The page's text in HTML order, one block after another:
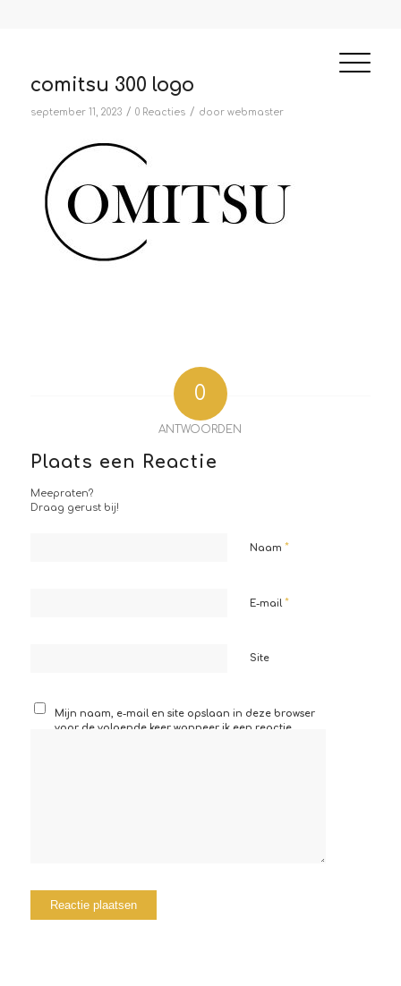
comitsu 300 logo
september 11, 2023 / 0 Reacties / door webmaster
0
ANTWOORDEN
Plaats een Reactie
Meepraten?
Draag gerust bij!
Naam *
E-mail*
Site
Mijn naam, e-mail en site opslaan in deze browser
voor de volgende keer wanneer ik een reactie